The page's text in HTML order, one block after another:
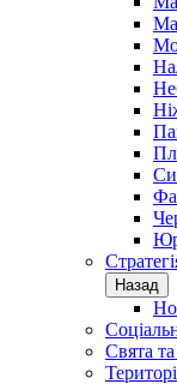
Назад
Свята